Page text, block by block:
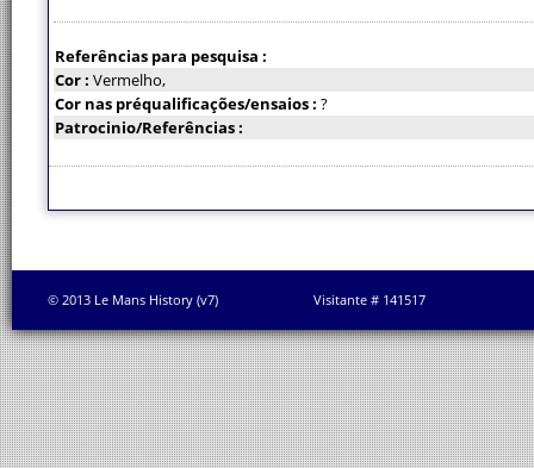
Referências para pesquisa :
Cor : Vermelho,
Cor nas préqualificações/ensaios : ?
Patrocinio/Referências :
© 2013 Le Mans History (v7) Visitante # 141517